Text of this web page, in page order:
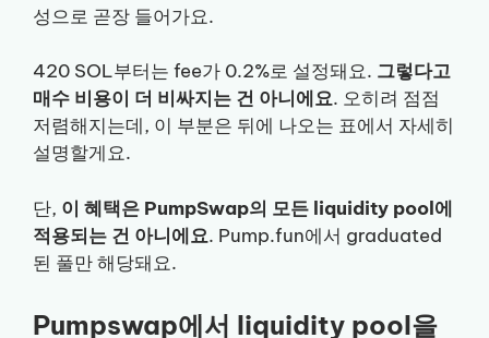
성으로 곧장 들어가요.
420 SOL부터는 fee가 0.2%로 설정돼요. 그렇다고
매수 비용이 더 비싸지는 건 아니에요. 오히려 점점
저렴해지는데, 이 부분은 뒤에 나오는 표에서 자세히
설명할게요.
단, 이 혜택은 PumpSwap의 모든 liquidity pool에
적용되는 건 아니에요. Pump.fun에서 graduated
된 풀만 해당돼요.
Pumpswap에서 liquidity pool을